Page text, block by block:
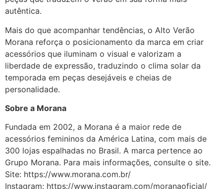
autêntica.
Mais do que acompanhar tendências, o Alto Verão
Morana reforça o posicionamento da marca em criar
acessórios que iluminam o visual e valorizam a
liberdade de expressão, traduzindo o clima solar da
temporada em peças desejáveis e cheias de
personalidade.
Sobre a Morana
Fundada em 2002, a Morana é a maior rede de
acessórios femininos da América Latina, com mais de
300 lojas espalhadas no Brasil. A marca pertence ao
Grupo Morana. Para mais informações, consulte o site.
Site: https://www.morana.com.br/
Instagram: https://www.instagram.com/moranaoficial/